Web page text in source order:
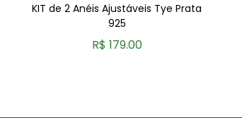
KIT de 2 Anéis Ajustáveis Tye Prata
925
R$ 179.00